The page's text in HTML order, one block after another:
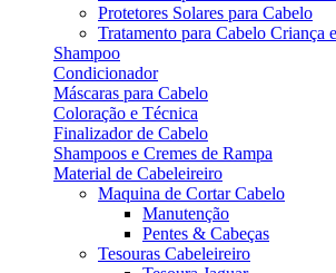
Protetores Solares para Cabelo
Tratamento para Cabelo Criança
Shampoo
Condicionador
Máscaras para Cabelo
Coloração e Técnica
Finalizador de Cabelo
Shampoos e Cremes de Rampa
Material de Cabeleireiro
Maquina de Cortar Cabelo
Manutenção
Pentes & Cabeças
Tesouras Cabeleireiro